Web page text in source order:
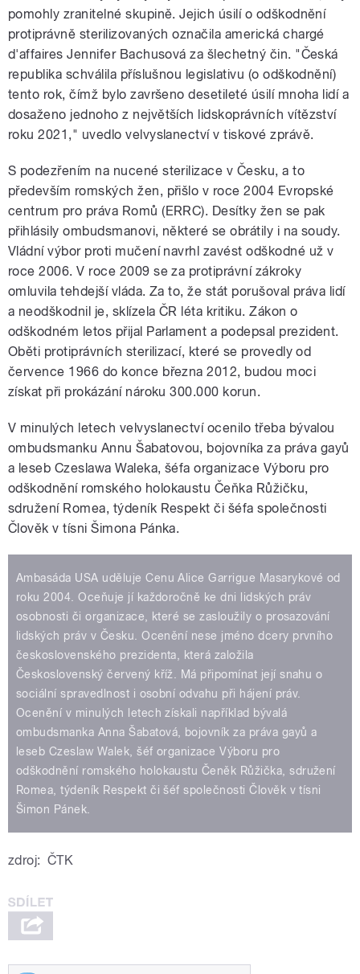
pomohly zranitelné skupině. Jejich úsilí o odškodnění
protiprávně sterilizovaných označila americká chargé
d'affaires Jennifer Bachusová za šlechetný čin. "Česká
republika schválila příslušnou legislativu (o odškodnění)
tento rok, čímž bylo završeno desetileté úsilí mnoha lidí a
dosaženo jednoho z největších lidskoprávních vítězství
roku 2021," uvedlo velvyslanectví v tiskové zprávě.
S podezřením na nucené sterilizace v Česku, a to
především romských žen, přišlo v roce 2004 Evropské
centrum pro práva Romů (ERRC). Desítky žen se pak
přihlásily ombudsmanovi, některé se obrátily i na soudy.
Vládní výbor proti mučení navrhl zavést odškodné už v
roce 2006. V roce 2009 se za protiprávní zákroky
omluvila tehdejší vláda. Za to, že stát porušoval práva lidí
a neodškodnil je, sklízela ČR léta kritiku. Zákon o
odškodném letos přijal Parlament a podepsal prezident.
Oběti protiprávních sterilizací, které se provedly od
července 1966 do konce března 2012, budou moci
získat při prokázání nároku 300.000 korun.
V minulých letech velvyslanectví ocenilo třeba bývalou
ombudsmanku Annu Šabatovou, bojovníka za práva gayů
a leseb Czeslawa Waleka, šéfa organizace Výboru pro
odškodnění romského holokaustu Čeňka Růžičku,
sdružení Romea, týdeník Respekt či šéfa společnosti
Člověk v tísni Šimona Pánka.
Ambasáda USA uděluje Cenu Alice Garrigue Masarykové od
roku 2004. Oceňuje jí každoročně ke dni lidských práv
osobnosti či organizace, které se zasloužily o prosazování
lidských práv v Česku. Ocenění nese jméno dcery prvního
československého prezidenta, která založila
Československý červený kříž. Má připomínat její snahu o
sociální spravedlnost i osobní odvahu při hájení práv.
Ocenění v minulých letech získali například bývalá
ombudsmanka Anna Šabatová, bojovník za práva gayů a
leseb Czeslaw Walek, šéf organizace Výboru pro
odškodnění romského holokaustu Čeněk Růžička, sdružení
Romea, týdeník Respekt či šéf společnosti Člověk v tísni
Šimon Pánek.
zdroj: ČTK